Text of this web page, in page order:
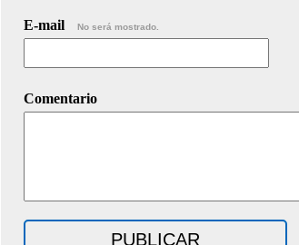
E-mail No será mostrado.
Comentario